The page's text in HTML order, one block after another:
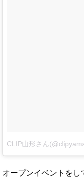
CLIP山形さん
オープンイベントを